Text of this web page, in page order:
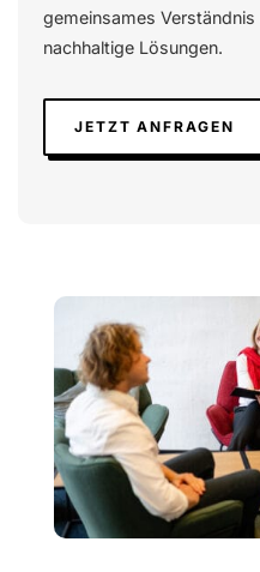
gemeinsames
nachhaltige Lösungen.
JETZT ANFRAGEN